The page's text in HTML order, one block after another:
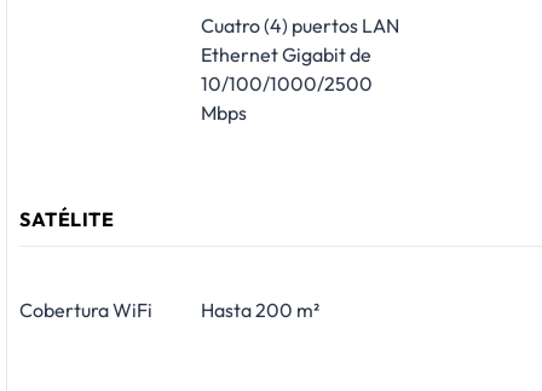
Cuatro (4) puertos LAN
Ethernet Gigabit de
10/100/1000/2500
Mbps
SATÉLITE
Cobertura WiFi Hasta 200 m²